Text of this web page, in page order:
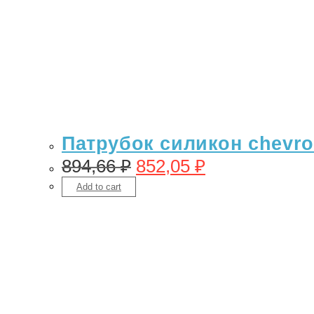
Патрубок силикон
894,66₽ 852,05 ₽
Add to cart